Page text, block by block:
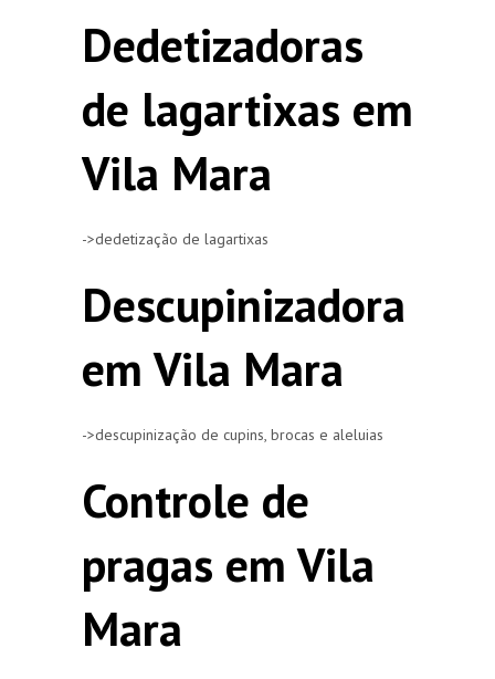
Dedetizadoras
de lagartixas em
Vila Mara
->dedetização de lagartixas
Descupinizadora
em Vila Mara
->descupinização de cupins, brocas e aleluias
Controle de
pragas em Vila
Mara